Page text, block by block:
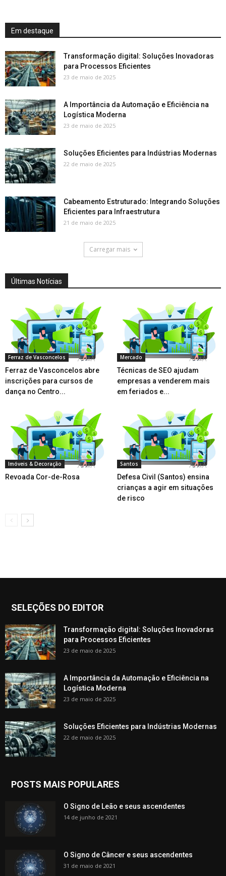
Em destaque
Transformação digital: Soluções Inovadoras
para Processos Eficientes
23 de maio de 2025
A Importância da Automação e Eficiência na
Logística Moderna
23 de maio de 2025
Soluções Eficientes para Indústrias Modernas
22 de maio de 2025
Cabeamento Estruturado: Integrando Soluções
Eficientes para Infraestrutura
21 de maio de 2025
Carregar mais
Últimas Notícias
Ferraz de Vasconcelos
Ferraz de Vasconcelos abre
inscrições para cursos de
dança no Centro...
Mercado
Técnicas de SEO ajudam
empresas a venderem mais
em feriados e...
Imóveis & Decoração
Revoada Cor-de-Rosa
Santos
Defesa Civil (Santos) ensina
crianças a agir em situações
de risco
SELEÇÕES DO EDITOR
Transformação digital: Soluções Inovadoras
para Processos Eficientes
23 de maio de 2025
A Importância da Automação e Eficiência na
Logística Moderna
23 de maio de 2025
Soluções Eficientes para Indústrias Modernas
22 de maio de 2025
POSTS MAIS POPULARES
O Signo de Leão e seus ascendentes
14 de junho de 2021
O Signo de Câncer e seus ascendentes
31 de maio de 2021